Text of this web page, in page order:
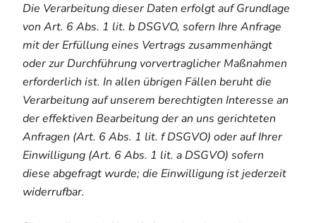
Die Verarbeitung dieser Daten erfolgt auf Grundlage
von Art. 6 Abs. 1 lit. b DSGVO, sofern Ihre Anfrage
mit der Erfüllung eines Vertrags zusammenhängt
oder zur Durchführung vorvertraglicher Maßnahmen
erforderlich ist. In allen übrigen Fällen beruht die
Verarbeitung auf unserem berechtigten Interesse an
der effektiven Bearbeitung der an uns gerichteten
Anfragen (Art. 6 Abs. 1 lit. f DSGVO) oder auf Ihrer
Einwilligung (Art. 6 Abs. 1 lit. a DSGVO) sofern
diese abgefragt wurde; die Einwilligung ist jederzeit
widerrufbar.